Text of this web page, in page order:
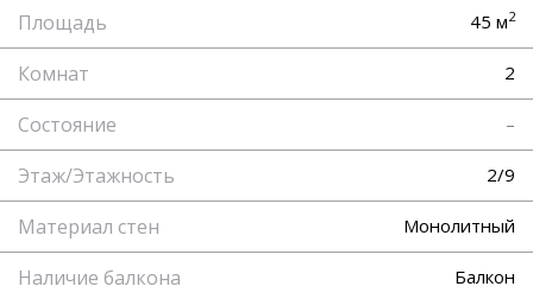
Площадь 45 м2
Комнат 2
Состояние –
Этаж/Этажность 2/9
Материал стен Монолитный
Наличие балкона Балкон